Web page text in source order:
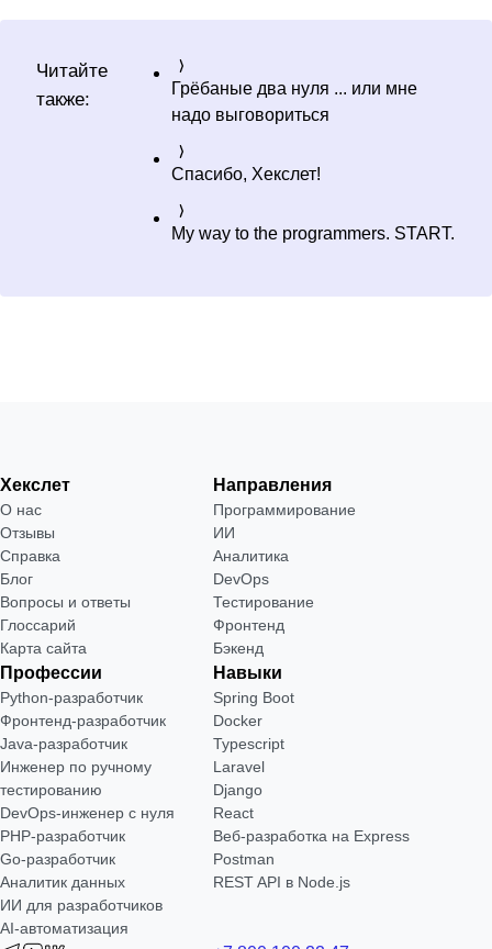
Читайте
также:
Грёбаные два нуля ... или мне
надо выговориться
Спасибо, Хекслет!
My way to the programmers. START.
Хекслет
О нас
Отзывы
Справка
Блог
Вопросы и ответы
Глоссарий
Карта сайта
Направления
Программирование
ИИ
Аналитика
DevOps
Тестирование
Фронтенд
Бэкенд
Профессии
Python-разработчик
Фронтенд-разработчик
Java-разработчик
Инженер по ручному
тестированию
DevOps-инженер с нуля
РНР-разработчик
Go-разработчик
Аналитик данных
ИИ для разработчиков
AI-автоматизация
Навыки
Spring Boot
Docker
Typescript
Laravel
Django
React
Веб-разработка на Express
Postman
REST API в Node.js